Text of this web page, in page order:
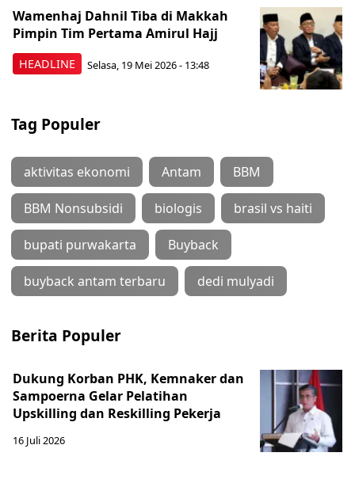
HEADLINE
Wamenhaj Dahnil Tiba di Makkah
Pimpin Tim Pertama Amirul Hajj
Selasa, 19 Mei 2026 - 13:48
Tag Populer
aktivitas ekonomi Antam BBM
BBM Nonsubsidi biologis brasil vs haiti
bupati purwakarta Buyback
buyback antam terbaru dedi mulyadi
Berita Populer
Dukung Korban PHK, Kemnaker dan
Sampoerna Gelar Pelatihan
Upskilling dan Reskilling Pekerja
16 Juli 2026